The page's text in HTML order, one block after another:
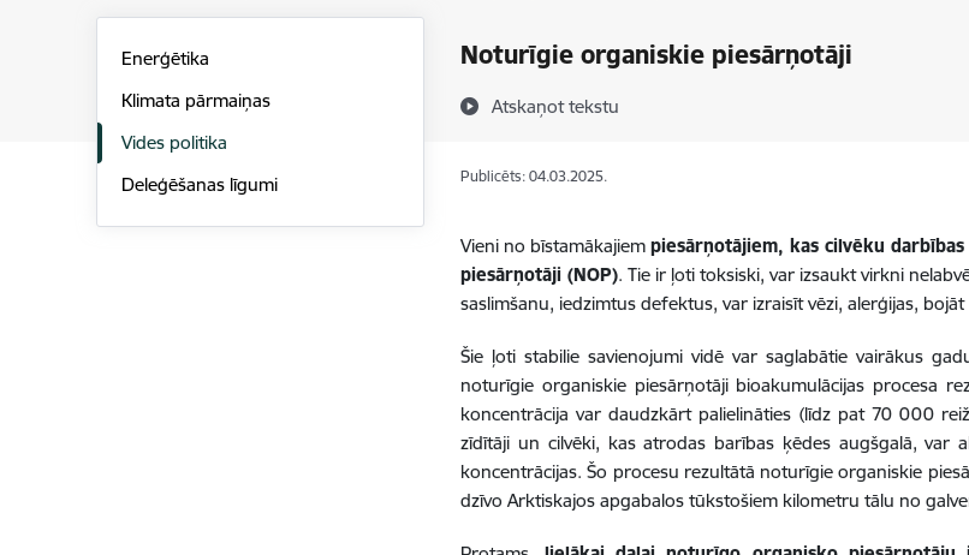
Noturīgie organiskie piesārņotāji
Atskaņot tekstu
Enerģētika
Klimata pārmaiņas
Vides politika
Deleģēšanas līgumi
Publicēts: 04.03.2025.
Vieni no bīstamākajiempiesārņotājiem, kas cilvēku
piesārņotāji (NOP). Tie ir ļoti toksiski, var izsaukt virkni
saslimšanu, iedzimtus defektus, var izraisīt vēzi, alerģijas,
Šie ļoti stabilie savienojumi vidē var saglabātie vairākus
noturīgie organiskie piesārņotāji bioakumulācijas procesa
koncentrācija var daudzkārt palielināties (līdz pat 70 000
zīdītāji un cilvēki, kas atrodas barības ķēdes augšgalā, var
koncentrācijas. Šo procesu rezultātā noturīgie organiskie
dzīvo Arktiskajos apgabalos tūkstošiem kilometru tālu no